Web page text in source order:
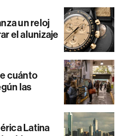
un reloj
el alunizaje
cuánto
las
Latina